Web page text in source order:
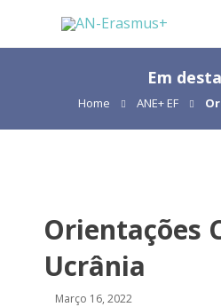
Em
Home ANE+ EF
Orientações
Ucrânia
Março 16, 2022